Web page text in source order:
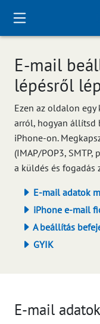
E-mail
lépésről
Ezen az oldalon
arról, hogyan
iPhone-on.
(IMAP/POP3, SMTP,
a küldés és fogadás
E-mail adatok
iPhone e-mail
A beállítás
GYIK
E-mail